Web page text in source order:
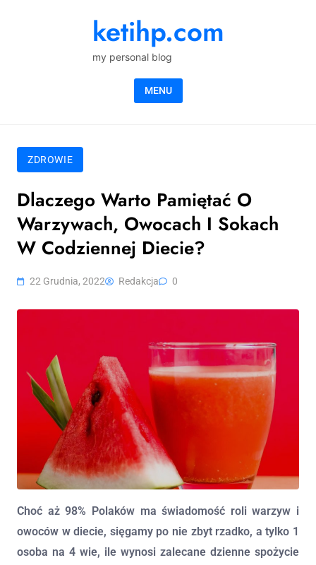
ketihp.com
my personal blog
MENU
ZDROWIE
Dlaczego Warto Pamiętać O
Warzywach, Owocach I Sokach
W Codziennej Diecie?
22 Grudnia, 2022 Redakcja 0
Choć aż 98% Polaków ma świadomość roli warzyw i
owoców w diecie, sięgamy po nie zbyt rzadko, a tylko 1
osoba na 4 wie, ile wynosi zalecane dzienne spożycie